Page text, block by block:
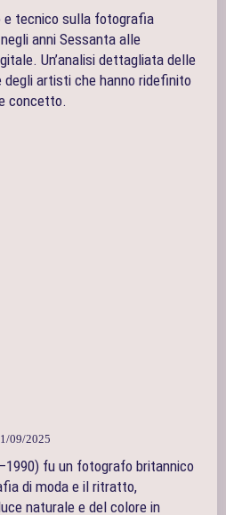
tecnico sulla fotografia
anni Sessanta alle
Un’analisi dettagliata delle
artisti che hanno ridefinito
concetto.
09/2025
fu un fotografo britannico
di moda e il ritratto,
naturale e del colore in